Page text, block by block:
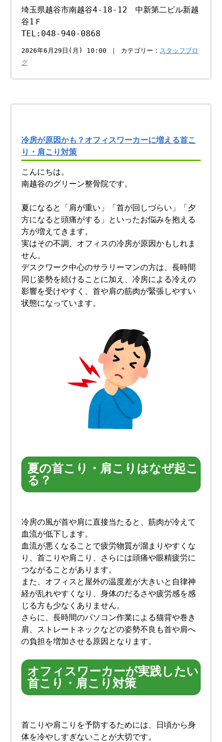
埼玉県越谷市南越谷4-18-12 中新第二ビル新越
谷1Ｆ
TEL:048-940-0868
2026年6月29日(月) 10:00 ｜ カテゴリー： スタッフブロ
グ
冷房が原因かも？オフィスワーカーに増える首こ
り・肩こり対策
こんにちは。
南越谷のグリーン整骨院です。
夏になると「肩が重い」「首が回しづらい」「夕
方になると頭痛がする」といったお悩みを抱える
方が増えてきます。
実はその不調、オフィスの冷房が原因かもしれま
せん。
デスクワーク中心のサラリーマンの方は、長時間
同じ姿勢を続けることに加え、冷房による冷えの
影響を受けやすく、首や肩の筋肉が緊張しやすい
状態になっています。
夏の首こり・肩こりはなぜ起こ
る？
冷房の風が首や肩に直接当たると、筋肉が冷えて
血流が低下します。
血流が悪くなることで疲労物質が溜まりやすくな
り、首こりや肩こり、さらには頭痛や眼精疲労に
つながることがあります。
また、オフィスと屋外の温度差が大きいと自律神
経が乱れやすくなり、身体のだるさや疲労感を感
じる方も少なくありません。
さらに、長時間のパソコン作業による猫背や巻き
肩、ストレートネックなどの姿勢不良も首や肩へ
の負担を増加させる原因となります。
オフィスワーカーが実践したい
首こり・肩こり対策
首こりや肩こりを予防するためには、日頃から身
体を冷やしすぎないことが大切です。